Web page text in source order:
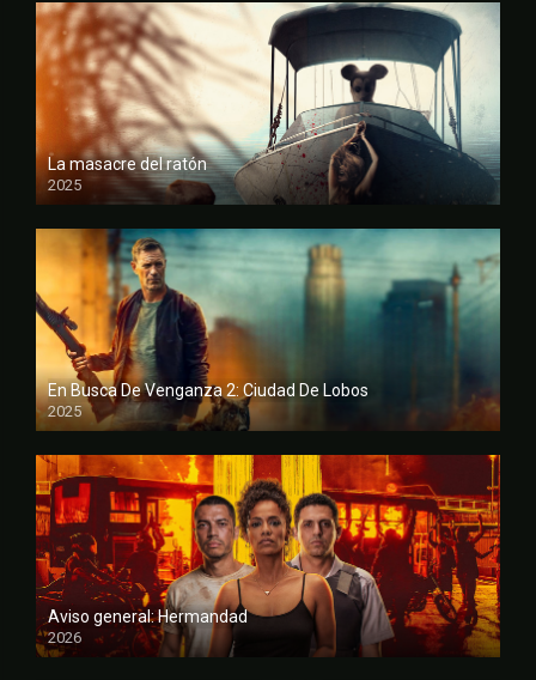
La masacre del ratón
2025
FULL HD
En Busca De Venganza 2: Ciudad De Lobos
2025
FULL HD
Aviso general: Hermandad
2026
FULL HD